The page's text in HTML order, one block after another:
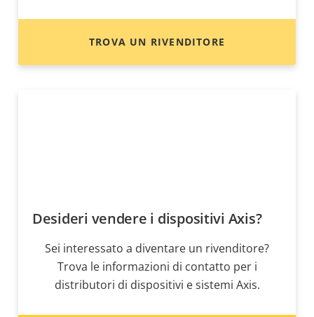
TROVA UN RIVENDITORE
Desideri vendere i dispositivi Axis?
Sei interessato a diventare un rivenditore?
Trova le informazioni di contatto per i
distributori di dispositivi e sistemi Axis.